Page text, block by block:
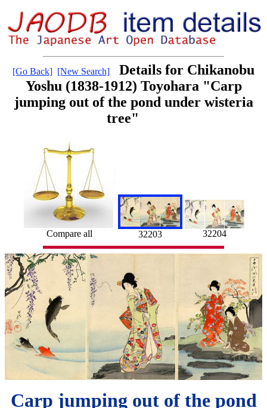
[Go Back] [New Search]
Details for Chikanobu
Yoshu (1838-1912) Toyohara "Carp
jumping out of the pond under wisteria
tree"
Compare all 32203 32204
Carp jumping out of the pond